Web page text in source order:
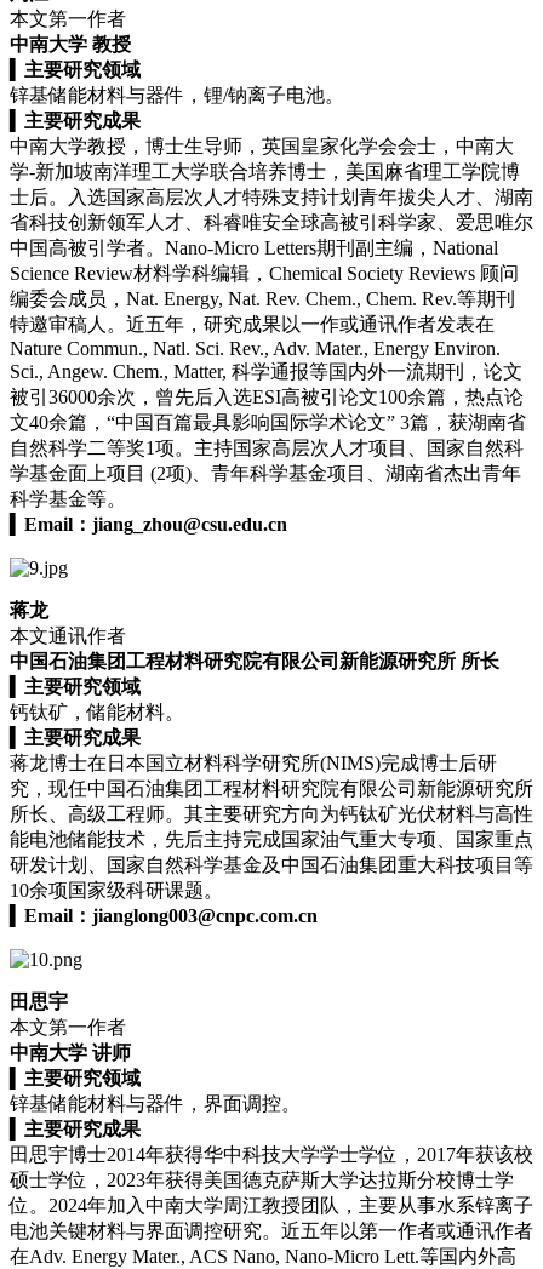
本文第一作者
中南大学 教授
主要研究领域
锌基储能材料与器件，锂/钠离子电池。
主要研究成果
中南大学教授，博士生导师，英国皇家化学会会士，中南大
学-新加坡南洋理工大学联合培养博士，美国麻省理工学院博
士后。入选国家高层次人才特殊支持计划青年拔尖人才、湖南
省科技创新领军人才、科睿唯安全球高被引科学家、爱思唯尔
中国高被引学者。Nano-Micro Letters期刊副主编，National
Science Review材料学科编辑，Chemical Society Reviews 顾问
编委会成员，Nat. Energy, Nat. Rev. Chem., Chem. Rev.等期刊
特邀审稿人。近五年，研究成果以一作或通讯作者发表在
Nature Commun., Natl. Sci. Rev., Adv. Mater., Energy Environ.
Sci., Angew. Chem., Matter, 科学通报等国内外一流期刊，论文
被引36000余次，曾先后入选ESI高被引论文100余篇，热点论
文40余篇，“中国百篇最具影响国际学术论文” 3篇，获湖南省
自然科学二等奖1项。主持国家高层次人才项目、国家自然科
学基金面上项目 (2项)、青年科学基金项目、湖南省杰出青年
科学基金等。
Email： jiang_zhou@csu.edu.cn
蒋龙
本文通讯作者
中国石油集团工程材料研究院有限公司新能源研究所 所长
主要研究领域
钙钛矿，储能材料。
主要研究成果
蒋龙博士在日本国立材料科学研究所(NIMS)完成博士后研
究，现任中国石油集团工程材料研究院有限公司新能源研究所
所长、高级工程师。其主要研究方向为钙钛矿光伏材料与高性
能电池储能技术，先后主持完成国家油气重大专项、国家重点
研发计划、国家自然科学基金及中国石油集团重大科技项目等
10余项国家级科研课题。
Email： jianglong003@cnpc.com.cn
田思宇
本文第一作者
中南大学 讲师
主要研究领域
锌基储能材料与器件，界面调控。
主要研究成果
田思宇博士2014年获得华中科技大学学士学位，2017年获该校
硕士学位，2023年获得美国德克萨斯大学达拉斯分校博士学
位。2024年加入中南大学周江教授团队，主要从事水系锌离子
电池关键材料与界面调控研究。近五年以第一作者或通讯作者
在Adv. Energy Mater., ACS Nano, Nano-Micro Lett.等国内外高